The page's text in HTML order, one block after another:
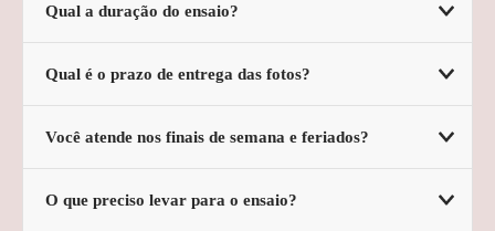
Qual a duração do ensaio?
Qual é o prazo de entrega das fotos?
Você atende nos finais de semana e feriados?
O que preciso levar para o ensaio?